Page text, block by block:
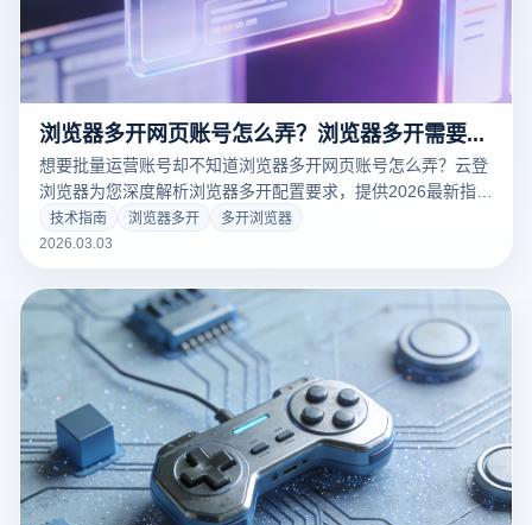
浏览器多开网页账号怎么弄？浏览器多开需要什么配置才能用？
想要批量运营账号却不知道浏览器多开网页账号怎么弄？云登
浏览器为您深度解析浏览器多开配置要求，提供2026最新指纹
防关联技术。支持多窗口同步操作、独立IP配置，让您的跨境
电商与社媒矩阵更安全、更高效。立即下载，注册即享免费试
技术指南 浏览器多开
多开浏览器
2026.03.03